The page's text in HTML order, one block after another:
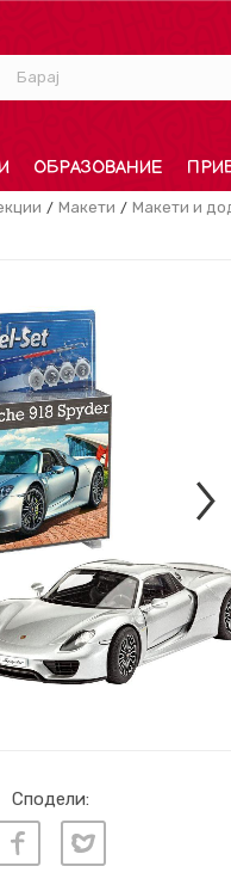
Барај
ОБРАЗОВАНИЕ
Макети Макети и
Сподели: